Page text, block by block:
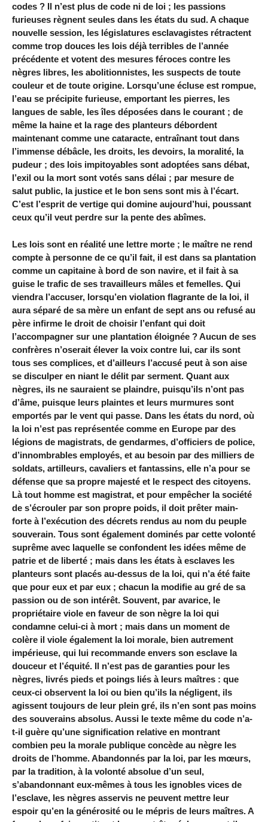
codes ? Il n’est plus de code ni de loi ; les passions
furieuses règnent seules dans les états du sud. A chaque
nouvelle session, les législatures esclavagistes rétractent
comme trop douces les lois déjà terribles de l’année
précédente et votent des mesures féroces contre les
nègres libres, les abolitionnistes, les suspects de toute
couleur et de toute origine. Lorsqu’une écluse est rompue,
l’eau se précipite furieuse, emportant les pierres, les
langues de sable, les îles déposées dans le courant ; de
même la haine et la rage des planteurs débordent
maintenant comme une cataracte, entraînant tout dans
l’immense débâcle, les droits, les devoirs, la moralité, la
pudeur ; des lois impitoyables sont adoptées sans débat,
l’exil ou la mort sont votés sans délai ; par mesure de
salut public, la justice et le bon sens sont mis à l’écart.
C’est l’esprit de vertige qui domine aujourd’hui, poussant
ceux qu’il veut perdre sur la pente des abîmes.
Les lois sont en réalité une lettre morte ; le maître ne rend
compte à personne de ce qu’il fait, il est dans sa plantation
comme un capitaine à bord de son navire, et il fait à sa
guise le trafic de ses travailleurs mâles et femelles. Qui
viendra l’accuser, lorsqu’en violation flagrante de la loi, il
aura séparé de sa mère un enfant de sept ans ou refusé au
père infirme le droit de choisir l’enfant qui doit
l’accompagner sur une plantation éloignée ? Aucun de ses
confrères n’oserait élever la voix contre lui, car ils sont
tous ses complices, et d’ailleurs l’accusé peut à son aise
se disculper en niant le délit par serment. Quant aux
nègres, ils ne sauraient se plaindre, puisqu’ils n’ont pas
d’âme, puisque leurs plaintes et leurs murmures sont
emportés par le vent qui passe. Dans les états du nord, où
la loi n’est pas représentée comme en Europe par des
légions de magistrats, de gendarmes, d’officiers de police,
d’innombrables employés, et au besoin par des milliers de
soldats, artilleurs, cavaliers et fantassins, elle n’a pour se
défense que sa propre majesté et le respect des citoyens.
Là tout homme est magistrat, et pour empêcher la société
de s’écrouler par son propre poids, il doit prêter main-
forte à l’exécution des décrets rendus au nom du peuple
souverain. Tous sont également dominés par cette volonté
suprême avec laquelle se confondent les idées même de
patrie et de liberté ; mais dans les états à esclaves les
planteurs sont placés au-dessus de la loi, qui n’a été faite
que pour eux et par eux ; chacun la modifie au gré de sa
passion ou de son intérêt. Souvent, par avarice, le
propriétaire viole en faveur de son nègre la loi qui
condamne celui-ci à mort ; mais dans un moment de
colère il viole également la loi morale, bien autrement
impérieuse, qui lui recommande envers son esclave la
douceur et l’équité. Il n’est pas de garanties pour les
nègres, livrés pieds et poings liés à leurs maîtres : que
ceux-ci observent la loi ou bien qu’ils la négligent, ils
agissent toujours de leur plein gré, ils n’en sont pas moins
des souverains absolus. Aussi le texte même du code n’a-
t-il guère qu’une signification relative en montrant
combien peu la morale publique concède au nègre les
droits de l’homme. Abandonnés par la loi, par les mœurs,
par la tradition, à la volonté absolue d’un seul,
s’abandonnant eux-mêmes à tous les ignobles vices de
l’esclave, les nègres asservis ne peuvent mettre leur
espoir qu’en la générosité ou le mépris de leurs maîtres. A